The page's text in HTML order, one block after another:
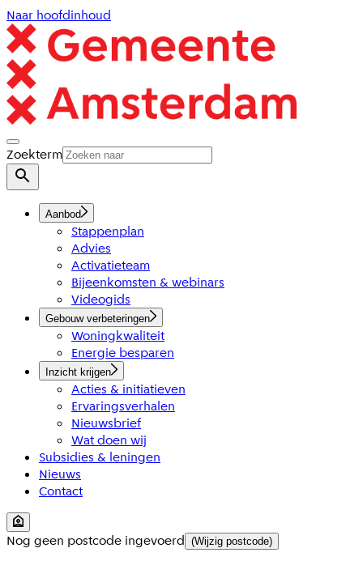
Naar hoofdinhoud
Zoekterm
Aanbod
Stappenplan
Advies
Activatieteam
Bijeenkomsten & webinars
Videogids
Gebouw verbeteringen
Woningkwaliteit
Energie besparen
Inzicht krijgen
Acties & initiatieven
Ervaringsverhalen
Nieuwsbrief
Wat doen wij
Subsidies & leningen
Nieuws
Contact
Nog geen postcode ingevoerd (Wijzig postcode)